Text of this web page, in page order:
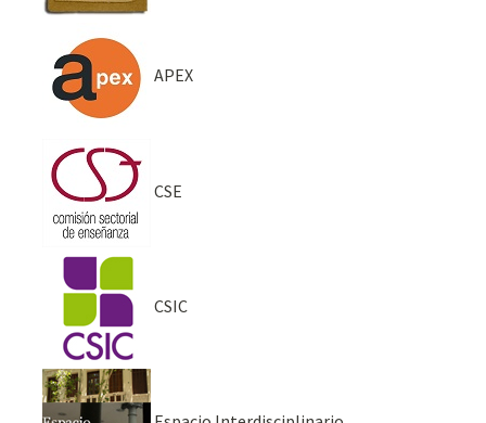
APEX
CSE
CSIC